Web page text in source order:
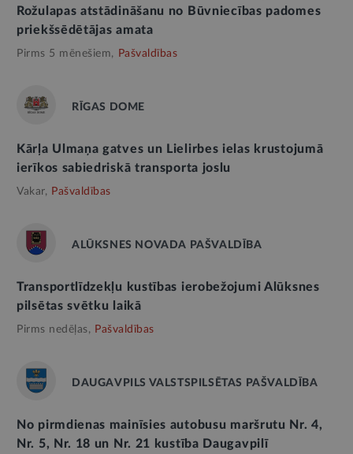
Rožulapas atstādināšanu no Būvniecības padomes
priekšsēdētājas amata
Pirms 5 mēnešiem, Pašvaldības
RĪGAS DOME
Kārļa Ulmaņa gatves un Lielirbes ielas krustojumā
ierīkos sabiedriskā transporta joslu
Vakar, Pašvaldības
ALŪKSNES NOVADA PAŠVALDĪBA
Transportlīdzekļu kustības ierobežojumi Alūksnes
pilsētas svētku laikā
Pirms nedēļas, Pašvaldības
DAUGAVPILS VALSTSPILSĒTAS PAŠVALDĪBA
No pirmdienas mainīsies autobusu maršrutu Nr. 4,
Nr. 5, Nr. 18 un Nr. 21 kustība Daugavpilī